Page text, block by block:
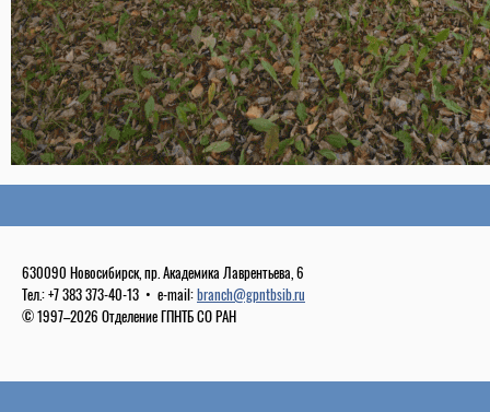
630090 Новосибирск, пр. Академика Лаврентьева, 6
Тел.: +7 383 373-40-13 • e-mail:branch@gpntbsib.ru
© 1997–2026 Отделение ГПНТБ СО РАН